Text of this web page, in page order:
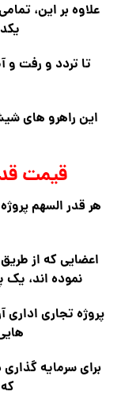
علاوه بر این،
تا تردد و رفت و
این راهرو های
قیمت
هر قدر السهم
اعضایی که از طریق
نموده اند، یک
پروژه تجاری